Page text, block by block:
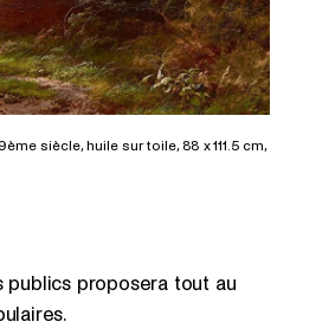
siècle, huile sur toile, 88 x 111.5 cm,
publics proposera tout au